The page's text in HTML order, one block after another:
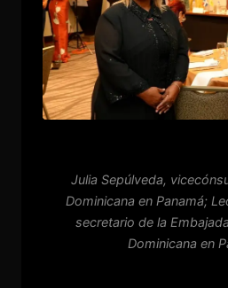
Julia Sepúlveda,
Dominicana en Panamá;
secretario de la
Dominicana en